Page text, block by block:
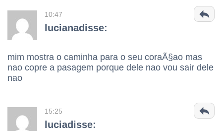
10:47
lucianadisse:
mim mostra o caminha para o seu coraÃ§ao mas
nao copre a pasagem porque dele nao vou sair dele
nao
15:25
luciadisse: